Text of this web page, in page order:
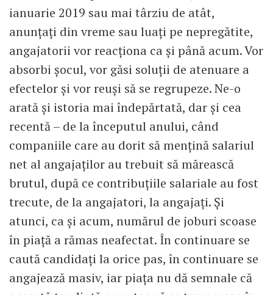
ianuarie 2019 sau mai târziu de atât,
anunțați din vreme sau luați pe nepregătite,
angajatorii vor reacționa ca și până acum. Vor
absorbi șocul, vor găsi soluții de atenuare a
efectelor și vor reuși să se regrupeze. Ne-o
arată și istoria mai îndepărtată, dar și cea
recentă – de la începutul anului, când
companiile care au dorit să mențină salariul
net al angajaților au trebuit să mărească
brutul, după ce contribuțiile salariale au fost
trecute, de la angajatori, la angajați. Și
atunci, ca și acum, numărul de joburi scoase
în piață a rămas neafectat. În continuare se
caută candidați la orice pas, în continuare se
angajează masiv, iar piața nu dă semnale că